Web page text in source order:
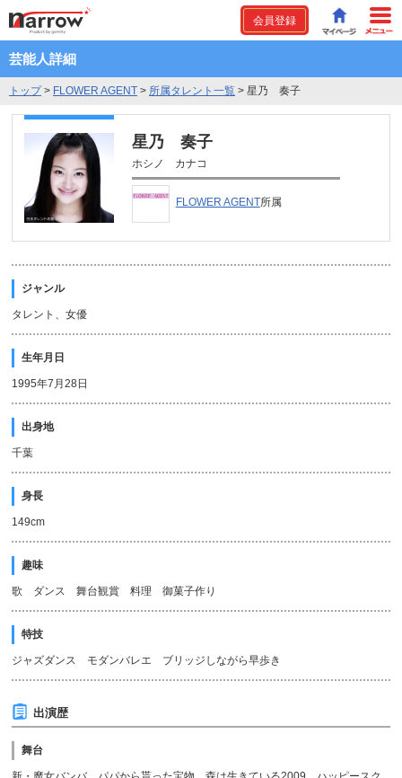
会員登録
芸能人詳細
トップ> FLOWER AGENT > 所属タレント一覧 > 星乃 奏子
星乃 奏子
ホシノ カナコ
FLOWER AGENT所属
ジャンル
タレント、女優
生年月日
1995年7月28日
出身地
千葉
身長
149cm
趣味
歌 ダンス 舞台観賞 料理 御菓子作り
特技
ジャズダンス モダンバレエ ブリッジしながら早歩き
出演歴
舞台